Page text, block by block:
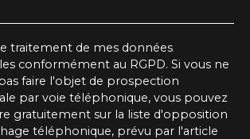
traitement de mes données
conformément au RGPD. Si vous ne
faire l'objet de prospection
par voie téléphonique, vous pouvez
gratuitement sur la liste d'opposition
téléphonique, prévu par l'article